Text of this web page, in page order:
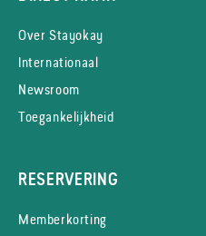
Over Stayokay
Internationaal
Newsroom
Toegankelijkheid
RESERVERING
Memberkorting